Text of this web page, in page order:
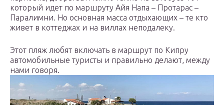
который идет по маршруту Айя Напа – Протарас –
Паралимни. Но основная масса отдыхающих – те кто
живет в коттеджах и на виллах неподалеку.
Этот пляж любят включать в маршрут по Кипру
автомобильные туристы и правильно делают, между
нами говоря.